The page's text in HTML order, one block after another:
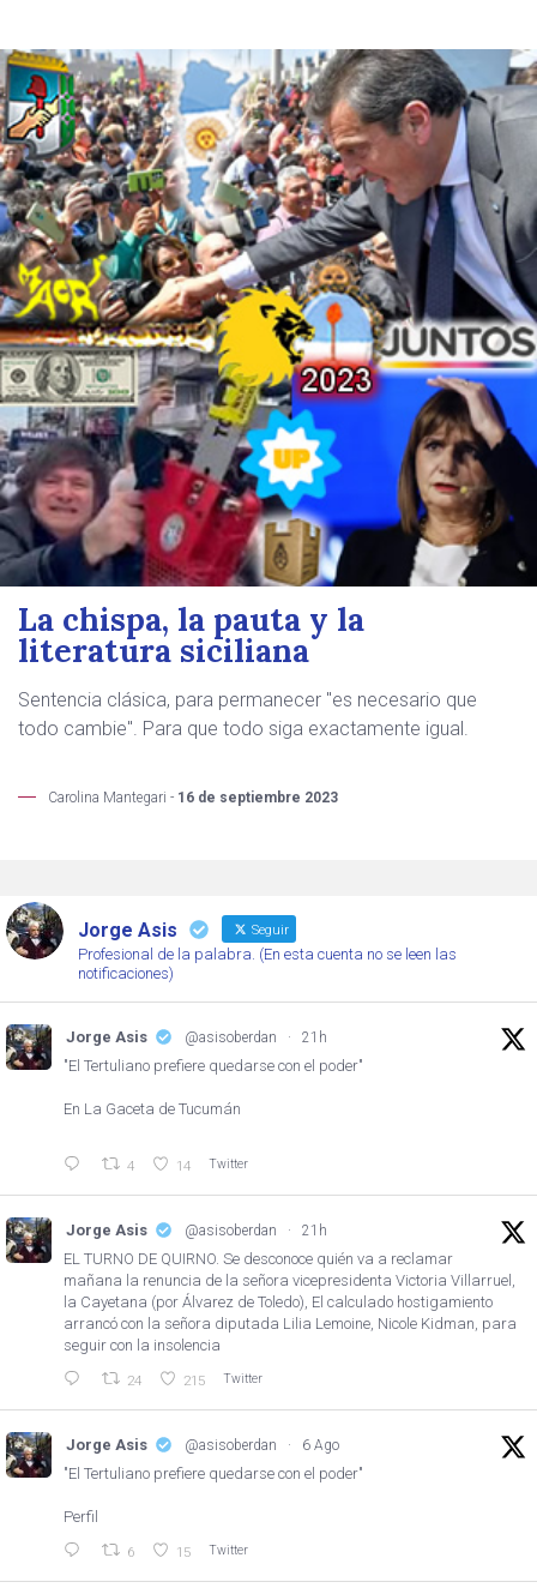
La chispa, la pauta y la
literatura siciliana
Sentencia clásica, para permanecer "es necesario que
todo cambie". Para que todo siga exactamente igual.
Carolina Mantegari - 16 de septiembre 2023
Jorge Asis Seguir
Profesional de la palabra. (En esta cuenta no se leen las
notificaciones)
Jorge Asis @asisoberdan · 21h
"El Tertuliano prefiere quedarse con el poder"
En La Gaceta de Tucumán
4 14 Twitter
Jorge Asis @asisoberdan · 21h
EL TURNO DE QUIRNO. Se desconoce quién va a reclamar
mañana la renuncia de la señora vicepresidenta Victoria Villarruel,
la Cayetana (por Álvarez de Toledo), El calculado hostigamiento
arrancó con la señora diputada Lilia Lemoine, Nicole Kidman, para
seguir con la insolencia
24 215 Twitter
Jorge Asis @asisoberdan · 6 Ago
"El Tertuliano prefiere quedarse con el poder"
Perfil
6 15 Twitter